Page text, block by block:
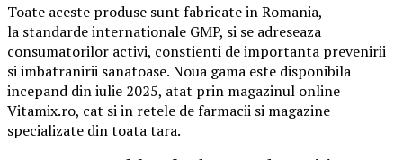
Toate aceste produse sunt fabricate in Romania,
la standarde internationale GMP, si se adreseaza
consumatorilor activi, constienti de importanta prevenirii
si imbatranirii sanatoase. Noua gama este disponibila
incepand din iulie 2025, atat prin magazinul online
Vitamix.ro, cat si in retele de farmacii si magazine
specializate din toata tara.